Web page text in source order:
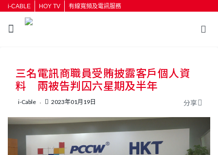
i-CABLE HOY TV 有線寬頻及電訊服務
按輸入鍵開始搜尋
三名電訊商職員受賄披露客戶個人資
料 兩被告判囚六星期及半年
i-Cable 2023年01月19日 分享